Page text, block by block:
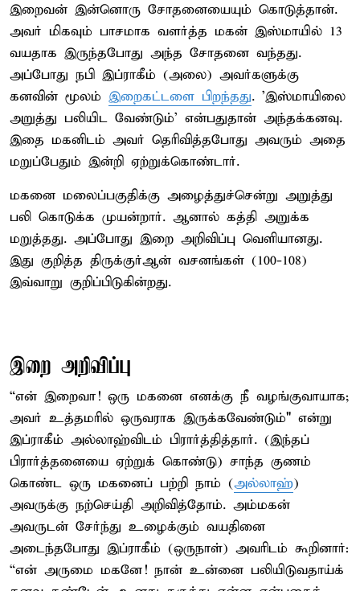
இறைவன் இன்னொரு சோதனையையும் கொடுத்தான்.
அவர் மிகவும் பாசமாக வளர்த்த மகன் இஸ்மாயில் 13
வயதாக இருந்தபோது அந்த சோதனை வந்தது.
அப்போது நபி இப்ராகீம் (அலை) அவர்களுக்கு
கனவின் மூலம் இறைகட்டளை பிறந்தது. 'இஸ்மாயிலை
அறுத்து பலியிட வேண்டும்' என்பதுதான் அந்தக்கனவு.
இதை மகனிடம் அவர் தெரிவித்தபோது அவரும் அதை
மறுப்பேதும் இன்றி ஏற்றுக்கொண்டார்.
மகனை மலைப்பகுதிக்கு அழைத்துச்சென்று அறுத்து
பலி கொடுக்க முயன்றார். ஆனால் கத்தி அறுக்க
மறுத்தது. அப்போது இறை அறிவிப்பு வெளியானது.
இது குறித்த திருக்குர்ஆன் வசனங்கள் (100-108)
இவ்வாறு குறிப்பிடுகின்றது.
இறை அறிவிப்பு
“என் இறைவா! ஒரு மகனை எனக்கு நீ வழங்குவாயாக;
அவர் உத்தமரில் ஒருவராக இருக்கவேண்டும்" என்று
இப்ராகீம் அல்லாஹ்விடம் பிரார்த்தித்தார். (இந்தப்
பிரார்த்தனையை ஏற்றுக் கொண்டு) சாந்த குணம்
கொண்ட ஒரு மகனைப் பற்றி நாம் (அல்லாஹ்)
அவருக்கு நற்செய்தி அறிவித்தோம். அம்மகன்
அவருடன் சேர்ந்து உழைக்கும் வயதினை
அடைந்தபோது இப்ராகீம் (ஒருநாள்) அவரிடம் கூறினார்:
“என் அருமை மகனே! நான் உன்னை பலியிடுவதாய்க்